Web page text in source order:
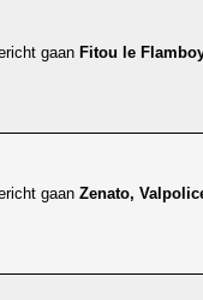
Fitou le
Zenato,